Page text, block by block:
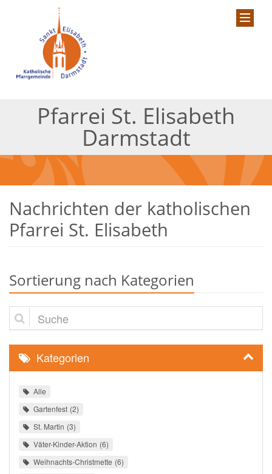
Pfarrei St. Elisabeth
Darmstadt
Nachrichten der katholischen
Pfarrei St. Elisabeth
Sortierung nach Kategorien
Suche
Kategorien
Alle
Gartenfest 2
St. Martin 3
Väter-Kinder-Aktion 6
Weihnachts-Christmette 6